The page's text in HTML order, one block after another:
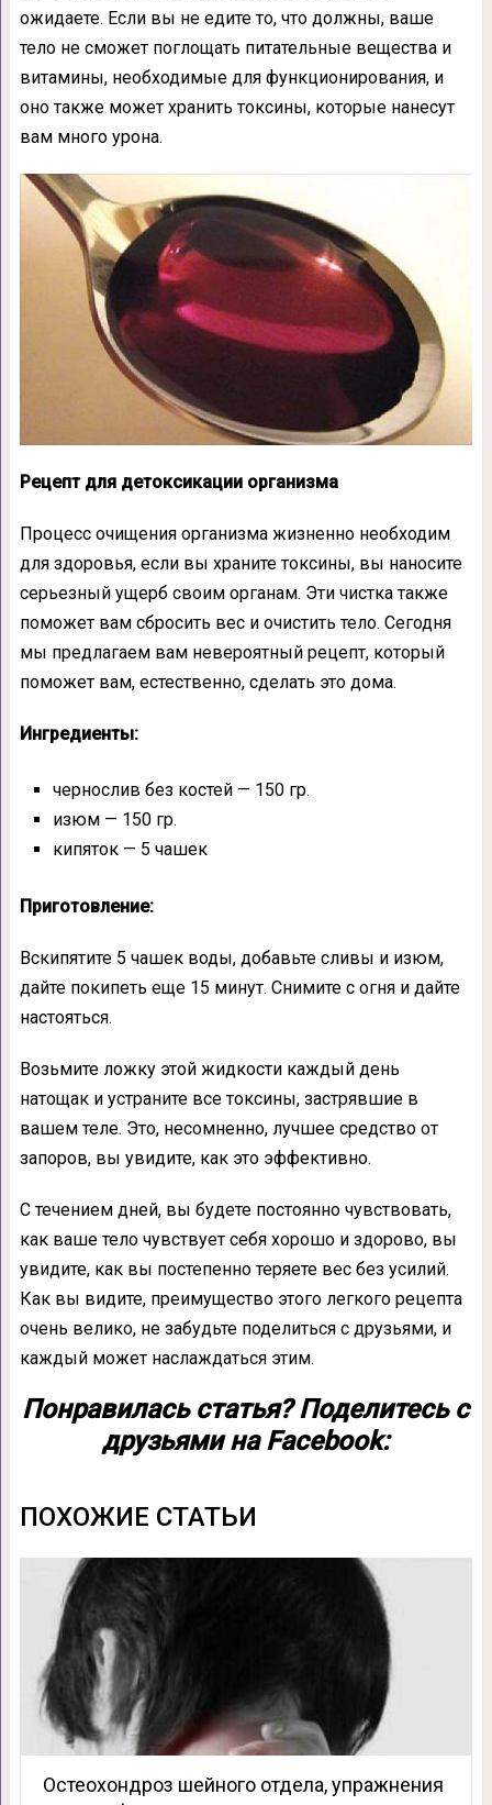
ожидаете. Если вы не едите то, что должны, ваше
тело не сможет поглощать питательные вещества и
витамины, необходимые для функционирования, и
оно также может хранить токсины, которые нанесут
вам много урона.
Рецепт для детоксикации организма
Процесс очищения организма жизненно необходим
для здоровья, если вы храните токсины, вы наносите
серьезный ущерб своим органам. Эти чистка также
поможет вам сбросить вес и очистить тело. Сегодня
мы предлагаем вам невероятный рецепт, который
поможет вам, естественно, сделать это дома.
Ингредиенты:
чернослив без костей — 150 гр.
изюм — 150 гр.
кипяток — 5 чашек
Приготовление:
Вскипятите 5 чашек воды, добавьте сливы и изюм,
дайте покипеть еще 15 минут. Снимите с огня и дайте
настояться.
Возьмите ложку этой жидкости каждый день
натощак и устраните все токсины, застрявшие в
вашем теле. Это, несомненно, лучшее средство от
запоров, вы увидите, как это эффективно.
С течением дней, вы будете постоянно чувствовать,
как ваше тело чувствует себя хорошо и здорово, вы
увидите, как вы постепенно теряете вес без усилий.
Как вы видите, преимущество этого легкого рецепта
очень велико, не забудьте поделиться с друзьями, и
каждый может наслаждаться этим.
Понравилась статья? Поделитесь с
друзьями на Facebook:
ПОХОЖИЕ СТАТЬИ
Остеохондроз шейного отдела, упражнения